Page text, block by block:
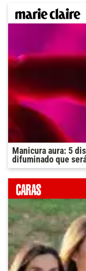
Manicura aura: 5
difuminado que